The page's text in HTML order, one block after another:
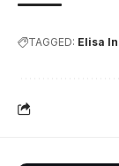
TAGGED: Elisa